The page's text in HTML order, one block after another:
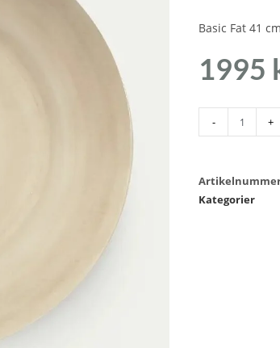
Basic Fat 41
1995
- +
Kategorier